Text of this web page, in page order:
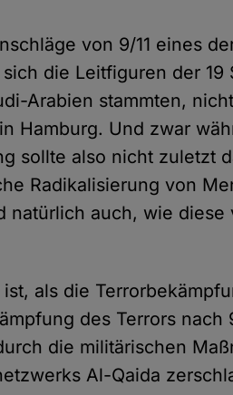
von 9/11 eines
die Leitfiguren der 19
Arabien stammten,
Hamburg. Und zwar
sollte also nicht zuletzt
Radikalisierung von
natürlich auch, wie diese
als die
des Terrors nach
die militärischen
Al-Qaida